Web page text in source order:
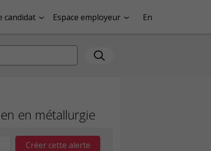
candidat Espace employeur En
en métallurgie
Créer cette alerte